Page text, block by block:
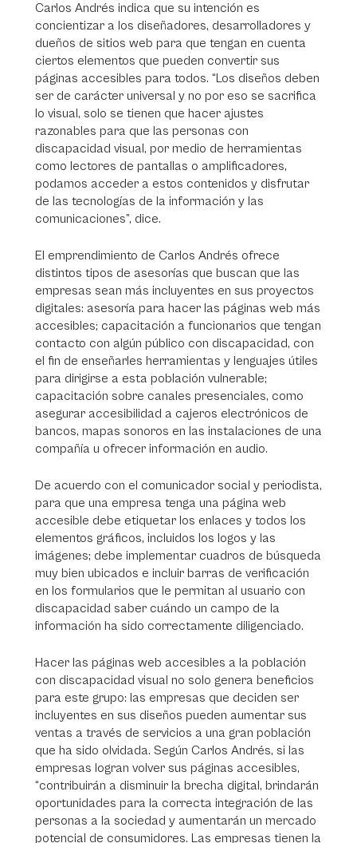
Carlos Andrés indica que su intención es
concientizar a los diseñadores, desarrolladores y
dueños de sitios web para que tengan en cuenta
ciertos elementos que pueden convertir sus
páginas accesibles para todos. “Los diseños deben
ser de carácter universal y no por eso se sacrifica
lo visual, solo se tienen que hacer ajustes
razonables para que las personas con
discapacidad visual, por medio de herramientas
como lectores de pantallas o amplificadores,
podamos acceder a estos contenidos y disfrutar
de las tecnologías de la información y las
comunicaciones”, dice.
El emprendimiento de Carlos Andrés ofrece
distintos tipos de asesorías que buscan que las
empresas sean más incluyentes en sus proyectos
digitales: asesoría para hacer las páginas web más
accesibles; capacitación a funcionarios que tengan
contacto con algún público con discapacidad, con
el fin de enseñarles herramientas y lenguajes útiles
para dirigirse a esta población vulnerable;
capacitación sobre canales presenciales, como
asegurar accesibilidad a cajeros electrónicos de
bancos, mapas sonoros en las instalaciones de una
compañía u ofrecer información en audio.
De acuerdo con el comunicador social y periodista,
para que una empresa tenga una página web
accesible debe etiquetar los enlaces y todos los
elementos gráficos, incluidos los logos y las
imágenes; debe implementar cuadros de búsqueda
muy bien ubicados e incluir barras de verificación
en los formularios que le permitan al usuario con
discapacidad saber cuándo un campo de la
información ha sido correctamente diligenciado.
Hacer las páginas web accesibles a la población
con discapacidad visual no solo genera beneficios
para este grupo: las empresas que deciden ser
incluyentes en sus diseños pueden aumentar sus
ventas a través de servicios a una gran población
que ha sido olvidada. Según Carlos Andrés, si las
empresas logran volver sus páginas accesibles,
“contribuirán a disminuir la brecha digital, brindarán
oportunidades para la correcta integración de las
personas a la sociedad y aumentarán un mercado
potencial de consumidores. Las empresas tienen la